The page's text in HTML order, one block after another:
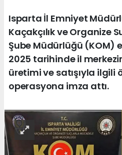
Isparta İl Emniyet
Kaçakçılık ve Organize
Şube Müdürlüğü (KOM)
2025 tarihinde il
üretimi ve satışıyla ilgili
operasyona imza attı.